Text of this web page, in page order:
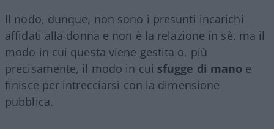
Il nodo, dunque, non sono i presunti incarichi
affidati alla donna e non è la relazione in sè, ma il
modo in cui questa viene gestita o, più
precisamente, il modo in cui sfugge di mano e
finisce per intrecciarsi con la dimensione
pubblica.